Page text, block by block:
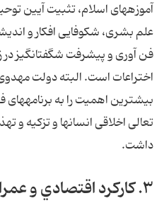
آموزه‏هاى اسلام، تثبيت آيين
علم بشرى، شكوفايى افكار و
فن آورى و پيشرفت شگفت‏انگيز در
اختراعات است. البته دولت
بيشترين اهميت را به برنامه‏هاى
تعالى اخلاقى انسان‏ها و تزكيه
داشت.
۳. كاركرد اقتصادي و عمراني